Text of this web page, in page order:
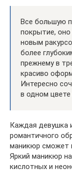
Все большую
покрытие,
новым
более
прежнему в
красиво
Интересно
в одном цвете
Каждая девушка
романтичного
маникюр сможет
Яркий маникюр
кислотных и